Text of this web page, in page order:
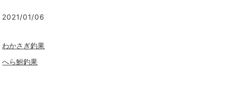
2021/01/06
わかさぎ釣果
へら鮒釣果